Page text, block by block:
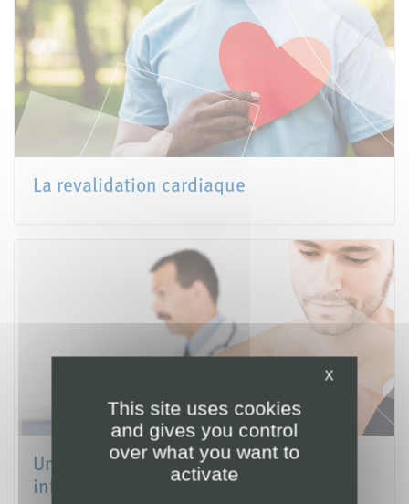
La revalidation cardiaque
Unité de revalidation cardiaque :
informations pratiques
X
This site uses cookies
and gives you control
over what you want to
activate